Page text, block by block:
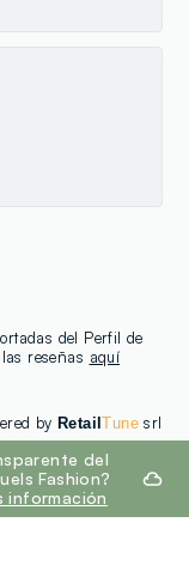
del Perfil de
reseñas aquí
by RetailTunesrl
del
Fashion?
información